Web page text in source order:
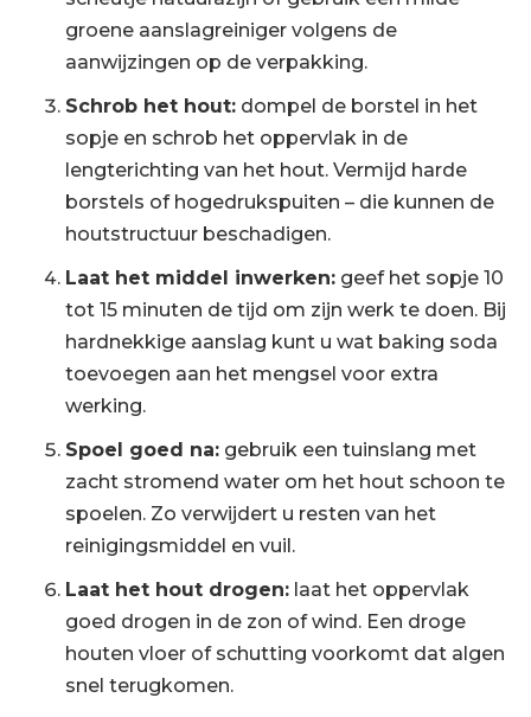
groene aanslagreiniger volgens de
aanwijzingen op de verpakking.
Schrob het hout: dompel de borstel in het
sopje en schrob het oppervlak in de
lengterichting van het hout. Vermijd harde
borstels of hogedrukspuiten – die kunnen de
houtstructuur beschadigen.
Laat het middel inwerken: geef het sopje 10
tot 15 minuten de tijd om zijn werk te doen. Bij
hardnekkige aanslag kunt u wat baking soda
toevoegen aan het mengsel voor extra
werking.
Spoel goed na: gebruik een tuinslang met
zacht stromend water om het hout schoon te
spoelen. Zo verwijdert u resten van het
reinigingsmiddel en vuil.
Laat het hout drogen: laat het oppervlak
goed drogen in de zon of wind. Een droge
houten vloer of schutting voorkomt dat algen
snel terugkomen.